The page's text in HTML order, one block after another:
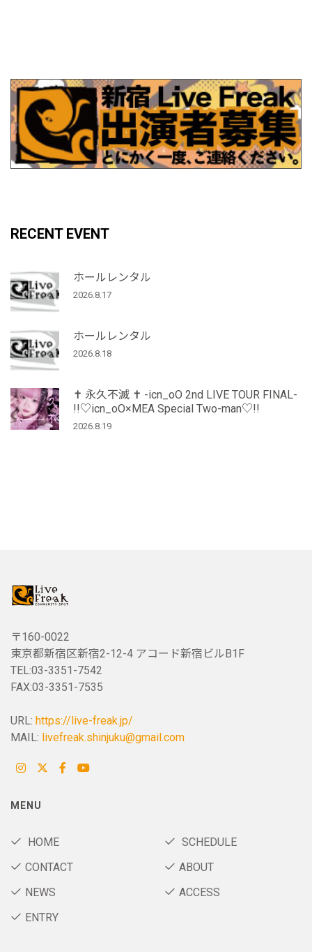
RECENT EVENT
ホールレンタル
2026.8.17
ホールレンタル
2026.8.18
‪✝︎ 永久不滅 ✝︎ -icn_oO 2nd LIVE TOUR FINAL-
!!♡icn_oO×MEA Special Two-man♡!!
2026.8.19
〒160-0022
東京都新宿区新宿2-12-4 アコード新宿ビルB1F
TEL:03-3351-7542
FAX:03-3351-7535
URL: https://live-freak.jp/
MAIL: livefreak.shinjuku@gmail.com
MENU
HOME
SCHEDULE
CONTACT
ABOUT
NEWS
ACCESS
ENTRY